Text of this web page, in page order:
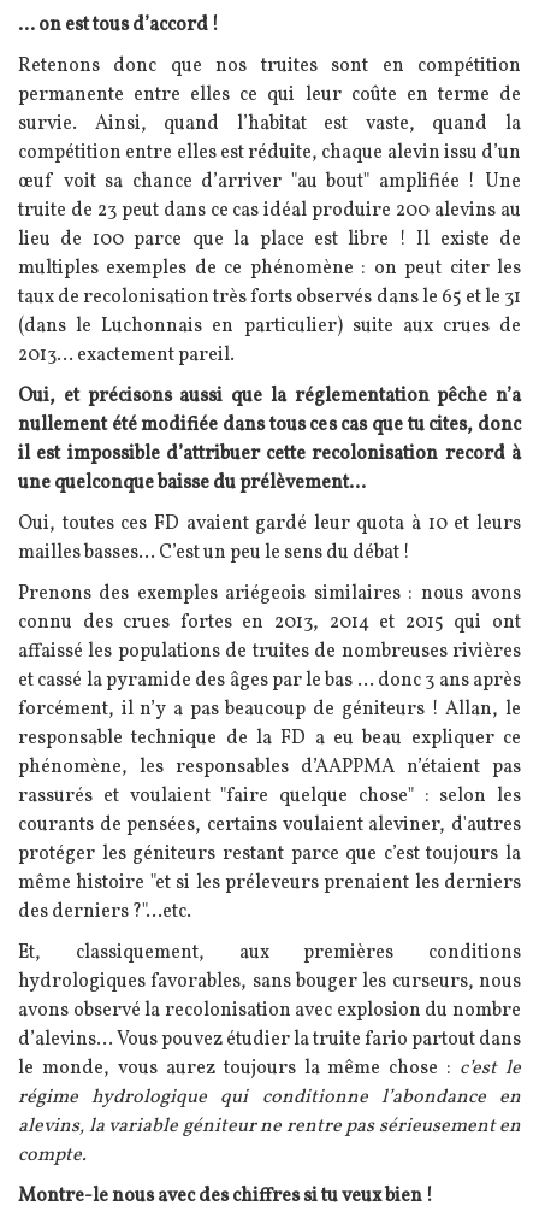
… on est tous d’accord !
Retenons donc que nos truites sont en compétition
permanente entre elles ce qui leur coûte en terme de
survie. Ainsi, quand l’habitat est vaste, quand la
compétition entre elles est réduite, chaque alevin issu d’un
œuf voit sa chance d’arriver "au bout" amplifiée ! Une
truite de 23 peut dans ce cas idéal produire 200 alevins au
lieu de 100 parce que la place est libre ! Il existe de
multiples exemples de ce phénomène : on peut citer les
taux de recolonisation très forts observés dans le 65 et le 31
(dans le Luchonnais en particulier) suite aux crues de
2013… exactement pareil.
Oui, et précisons aussi que la réglementation pêche n’a
nullement été modifiée dans tous ces cas que tu cites, donc
il est impossible d’attribuer cette recolonisation record à
une quelconque baisse du prélèvement…
Oui, toutes ces FD avaient gardé leur quota à 10 et leurs
mailles basses… C’est un peu le sens du débat !
Prenons des exemples ariégeois similaires : nous avons
connu des crues fortes en 2013, 2014 et 2015 qui ont
affaissé les populations de truites de nombreuses rivières
et cassé la pyramide des âges par le bas … donc 3 ans après
forcément, il n’y a pas beaucoup de géniteurs ! Allan, le
responsable technique de la FD a eu beau expliquer ce
phénomène, les responsables d’AAPPMA n’étaient pas
rassurés et voulaient "faire quelque chose" : selon les
courants de pensées, certains voulaient aleviner, d'autres
protéger les géniteurs restant parce que c’est toujours la
même histoire "et si les préleveurs prenaient les derniers
des derniers ?"...etc.
Et, classiquement, aux premières conditions
hydrologiques favorables, sans bouger les curseurs, nous
avons observé la recolonisation avec explosion du nombre
d’alevins… Vous pouvez étudier la truite fario partout dans
le monde, vous aurez toujours la même chose : c’est le
régime hydrologique qui conditionne l’abondance en
alevins, la variable géniteur ne rentre pas sérieusement en
compte.
Montre-le nous avec des chiffres si tu veux bien !